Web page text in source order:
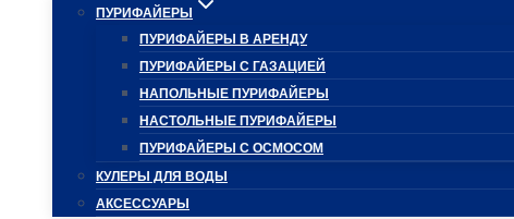
ПУРИФАЙЕРЫ
ПУРИФАЙЕРЫ В АРЕНДУ
ПУРИФАЙЕРЫ С ГАЗАЦИЕЙ
НАПОЛЬНЫЕ ПУРИФАЙЕРЫ
НАСТОЛЬНЫЕ ПУРИФАЙЕРЫ
ПУРИФАЙЕРЫ С ОСМОСОМ
КУЛЕРЫ ДЛЯ ВОДЫ
АКСЕССУАРЫ